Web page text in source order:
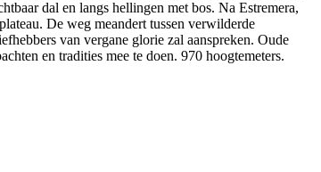
dal en langs hellingen met bos. Na Estremera,
De weg meandert tussen verwilderde
van vergane glorie zal aanspreken. Oude
en tradities mee te doen. 970 hoogtemeters.